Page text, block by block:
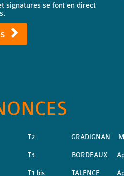
signatures se font en direct
T2 GRADIGNAN
T3 BORDEAUX
T1 bis TALENCE